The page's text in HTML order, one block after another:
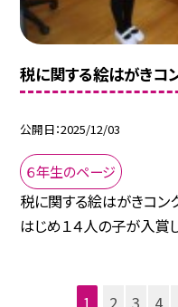
税に関する絵はがき
公開日 2025/12/03
６年生のページ
税に関する絵はがきコン
はじめ１４人の子が入賞
1 2 3 4